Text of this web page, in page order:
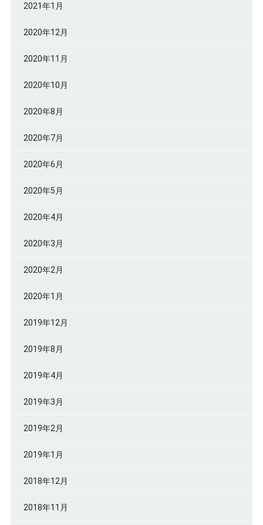
2021年1月
2020年12月
2020年11月
2020年10月
2020年8月
2020年7月
2020年6月
2020年5月
2020年4月
2020年3月
2020年2月
2020年1月
2019年12月
2019年8月
2019年4月
2019年3月
2019年2月
2019年1月
2018年12月
2018年11月